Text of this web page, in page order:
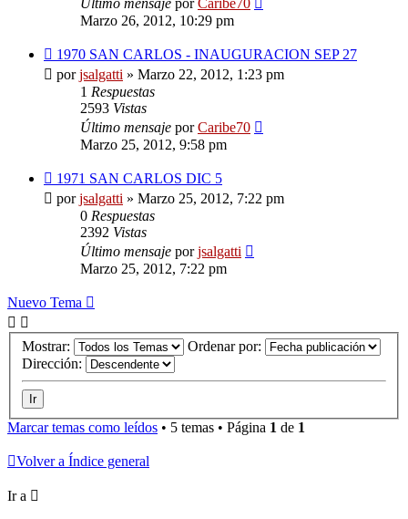
Marzo 26, 2012, 10:29 pm
1970 SAN CARLOS - INAUGURACION SEP 27
porjsalgatti » Marzo 22, 2012, 1:23 pm
1 Respuestas
2593 Vistas
Último mensaje porCaribe70
Marzo 25, 2012, 9:58 pm
1971 SAN CARLOS DIC 5
porjsalgatti » Marzo 25, 2012, 7:22 pm
0 Respuestas
2392 Vistas
Último mensaje porjsalgatti
Marzo 25, 2012, 7:22 pm
Nuevo Tema
Mostrar:
Ordenar por:
Dirección:
Marcar temas como leídos • 5 temas • Página 1 de 1
Volver a Índice general
Ir a